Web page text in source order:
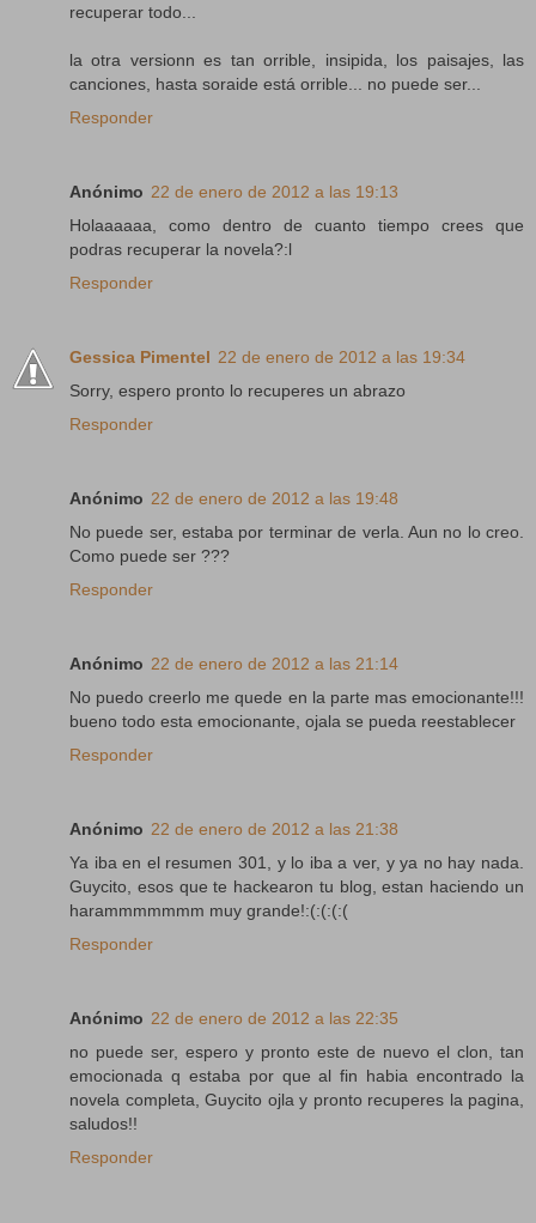
recuperar todo...
la otra versionn es tan orrible, insipida, los paisajes, las
canciones, hasta soraide está orrible... no puede ser...
Responder
Anónimo 22 de enero de 2012 a las 19:13
Holaaaaaa, como dentro de cuanto tiempo crees que
podras recuperar la novela?:l
Responder
Gessica Pimentel 22 de enero de 2012 a las 19:34
Sorry, espero pronto lo recuperes un abrazo
Responder
Anónimo 22 de enero de 2012 a las 19:48
No puede ser, estaba por terminar de verla. Aun no lo creo.
Como puede ser ???
Responder
Anónimo 22 de enero de 2012 a las 21:14
No puedo creerlo me quede en la parte mas emocionante!!!
bueno todo esta emocionante, ojala se pueda reestablecer
Responder
Anónimo 22 de enero de 2012 a las 21:38
Ya iba en el resumen 301, y lo iba a ver, y ya no hay nada.
Guycito, esos que te hackearon tu blog, estan haciendo un
harammmmmmm muy grande!:(:(:(:(
Responder
Anónimo 22 de enero de 2012 a las 22:35
no puede ser, espero y pronto este de nuevo el clon, tan
emocionada q estaba por que al fin habia encontrado la
novela completa, Guycito ojla y pronto recuperes la pagina,
saludos!!
Responder